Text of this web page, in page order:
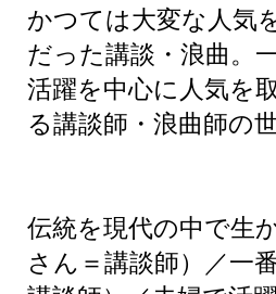
かつては大変な人気
だった講談・浪曲。
活躍を中心に人気を
る講談師・浪曲師の
伝統を現代の中で生
さん＝講談師）／一